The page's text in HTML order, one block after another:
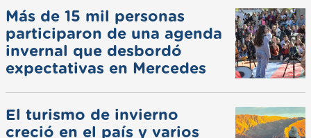
Más de 15 mil personas
participaron de una agenda
invernal que desbordó
expectativas en Mercedes
El turismo de invierno
creció en el país y varios